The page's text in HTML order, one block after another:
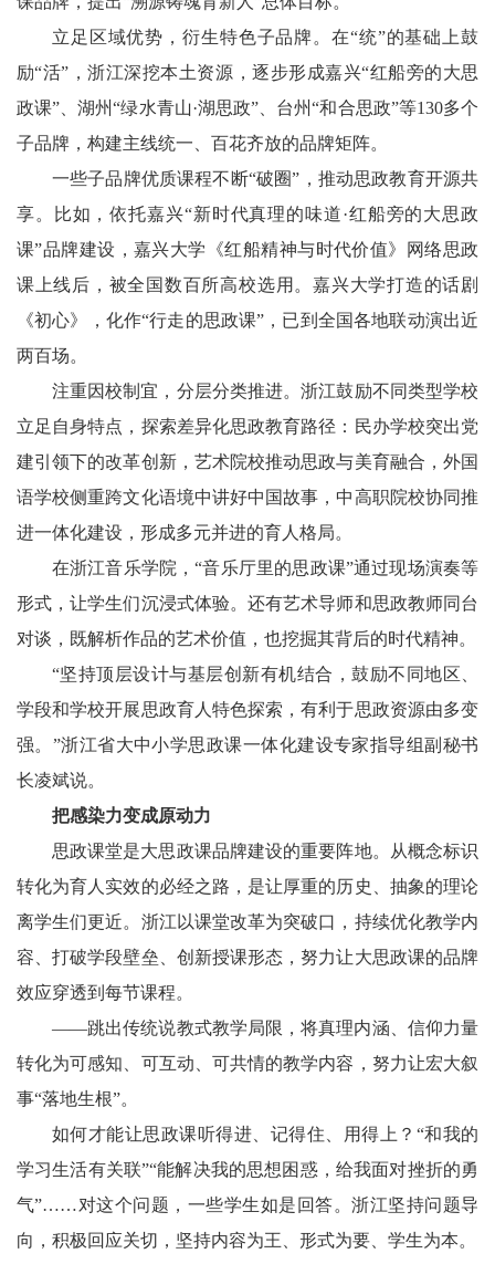
立足区域优势，衍生特色子品牌。在“统”的基础上鼓
励“活”，浙江深挖本土资源，逐步形成嘉兴“红船旁的大思
政课”、湖州“绿水青山·湖思政”、台州“和合思政”等130多个
子品牌，构建主线统一、百花齐放的品牌矩阵。
一些子品牌优质课程不断“破圈”，推动思政教育开源共
享。比如，依托嘉兴“新时代真理的味道·红船旁的大思政
课”品牌建设，嘉兴大学《红船精神与时代价值》网络思政
课上线后，被全国数百所高校选用。嘉兴大学打造的话剧
《初心》，化作“行走的思政课”，已到全国各地联动演出近
两百场。
注重因校制宜，分层分类推进。浙江鼓励不同类型学校
立足自身特点，探索差异化思政教育路径：民办学校突出党
建引领下的改革创新，艺术院校推动思政与美育融合，外国
语学校侧重跨文化语境中讲好中国故事，中高职院校协同推
进一体化建设，形成多元并进的育人格局。
在浙江音乐学院，“音乐厅里的思政课”通过现场演奏等
形式，让学生们沉浸式体验。还有艺术导师和思政教师同台
对谈，既解析作品的艺术价值，也挖掘其背后的时代精神。
“坚持顶层设计与基层创新有机结合，鼓励不同地区、
学段和学校开展思政育人特色探索，有利于思政资源由多变
强。”浙江省大中小学思政课一体化建设专家指导组副秘书
长凌斌说。
把感染力变成原动力
思政课堂是大思政课品牌建设的重要阵地。从概念标识
转化为育人实效的必经之路，是让厚重的历史、抽象的理论
离学生们更近。浙江以课堂改革为突破口，持续优化教学内
容、打破学段壁垒、创新授课形态，努力让大思政课的品牌
效应穿透到每节课程。
——跳出传统说教式教学局限，将真理内涵、信仰力量
转化为可感知、可互动、可共情的教学内容，努力让宏大叙
事“落地生根”。
如何才能让思政课听得进、记得住、用得上？“和我的
学习生活有关联”“能解决我的思想困惑，给我面对挫折的勇
气”……对这个问题，一些学生如是回答。浙江坚持问题导
向，积极回应关切，坚持内容为王、形式为要、学生为本。